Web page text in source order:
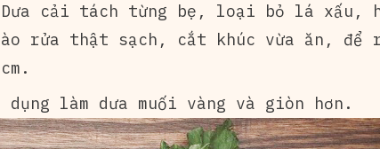
cải tách từng bẹ, loại bỏ lá xấu,
rửa thật sạch, cắt khúc vừa ăn, để
làm dưa muối vàng và giòn hơn.